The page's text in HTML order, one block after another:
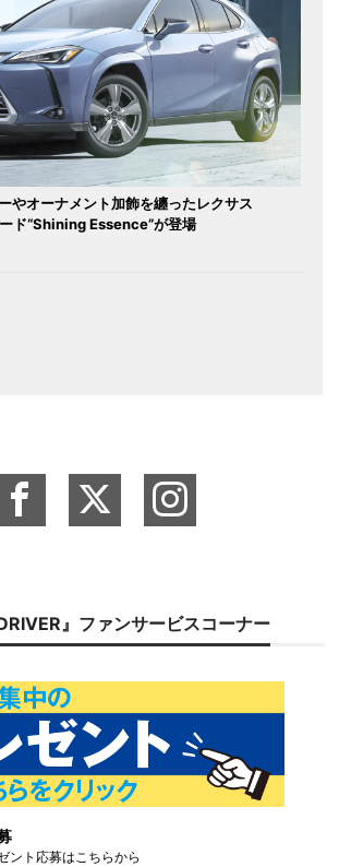
やオーナメント加飾を纏ったレクサス
ド“Shining Essence”が登場
』ファンサービスコーナー
ント応募はこちらから